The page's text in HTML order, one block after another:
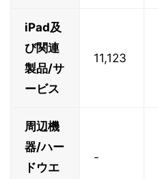
iPad及
び関連
製品/サ
ービス
11,123
周辺機
器/ハー
ドウエ
-